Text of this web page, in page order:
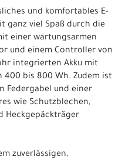
und komfortables E-
ganz viel Spaß durch die
einer wartungsarmen
und einem Controller von
integrierten Akku mit
400 bis 800 Wh. Zudem ist
Federgabel und einer
wie Schutzblechen,
Heckgepäckträger
zuverlässigen,